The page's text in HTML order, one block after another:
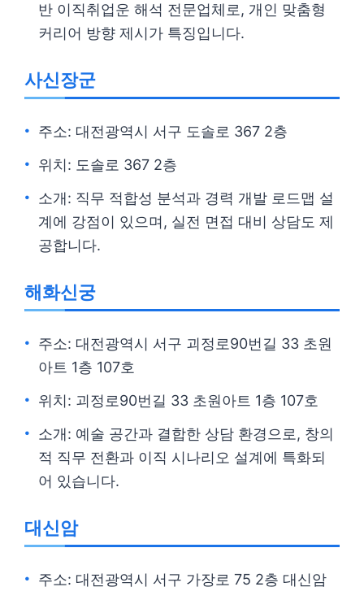
반 이직취업운 해석 전문업체로, 개인 맞춤형
커리어 방향 제시가 특징입니다.
사신장군
주소: 대전광역시 서구 도솔로 367 2층
위치: 도솔로 367 2층
소개: 직무 적합성 분석과 경력 개발 로드맵 설
계에 강점이 있으며, 실전 면접 대비 상담도 제
공합니다.
해화신궁
주소: 대전광역시 서구 괴정로90번길 33 초원
아트 1층 107호
위치: 괴정로90번길 33 초원아트 1층 107호
소개: 예술 공간과 결합한 상담 환경으로, 창의
적 직무 전환과 이직 시나리오 설계에 특화되
어 있습니다.
대신암
주소: 대전광역시 서구 가장로 75 2층 대신암